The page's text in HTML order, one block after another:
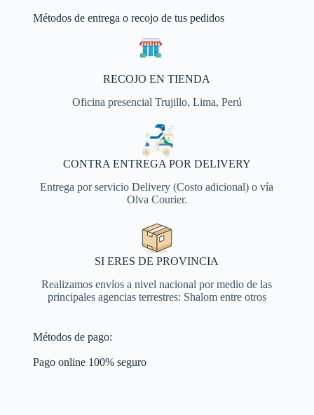
Métodos de entrega o recojo de tus pedidos
RECOJO EN TIENDA
Oficina presencial Trujillo, Lima, Perú
CONTRA ENTREGA POR DELIVERY
Entrega por servicio Delivery (Costo adicional) o vía
Olva Courier.
SI ERES DE PROVINCIA
Realizamos envíos a nivel nacional por medio de las
principales agencias terrestres: Shalom entre otros
Métodos de pago:
Pago online 100% seguro